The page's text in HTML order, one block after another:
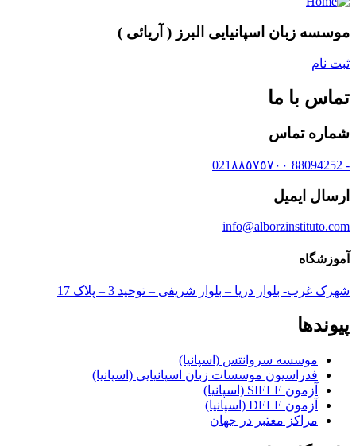
موسسه زبان اسپانیایی البرز ( آریائی )
ثبت نام
تماس با ما
شماره تماس
- 88094252 021٨٨٥٧٥٧٠٠
ارسال ایمیل
info@alborzinstituto.com
آموزشگاه
شهرک غرب- بلوار دریا – بلوار شریفی – توحید 3 – پلاک 17
پیوندها
موسسه سروانتس (اسپانیا)
فدراسیون موسسات زبان اسپانیایی (اسپانیا)
آزمون SIELE (اسپانیا)
آزمون DELE (اسپانیا)
مراکز معتبر در جهان